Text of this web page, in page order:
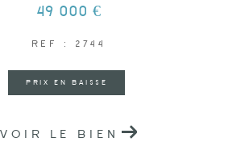
49 000 €
REF : 2744
PRIX EN BAISSE
VOIR LE BIEN